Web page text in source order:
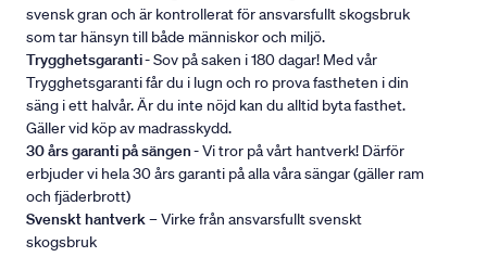
svensk gran och är kontrollerat för ansvarsfullt skogsbruk
som tar hänsyn till både människor och miljö.
Trygghetsgaranti- Sov på saken i 180 dagar! Med vår
Trygghetsgaranti får du i lugn och ro prova fastheten i din
säng i ett halvår. Är du inte nöjd kan du alltid byta fasthet.
Gäller vid köp av madrasskydd.
30 års garanti på sängen- Vi tror på vårt hantverk! Därför
erbjuder vi hela 30 års garanti på alla våra sängar (gäller ram
och fjäderbrott)
Svenskt hantverk– Virke från ansvarsfullt svenskt
skogsbruk